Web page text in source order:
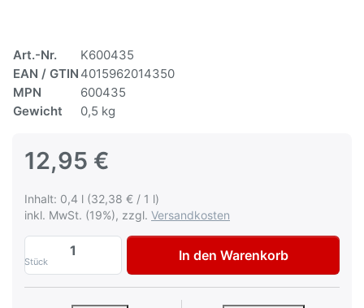
Art.-Nr.
K600435
EAN / GTIN 4015962014350
MPN
600435
Gewicht
0,5 kg
12,95 €
Inhalt: 0,4 l (32,38 € / 1 l)
inkl. MwSt. (19%), zzgl. Versandkosten
Stück
Autolack Hyundai TWR Cool Red
In den Warenkorb